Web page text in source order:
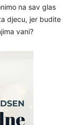
na sav glas
djecu, jer budite
vani?